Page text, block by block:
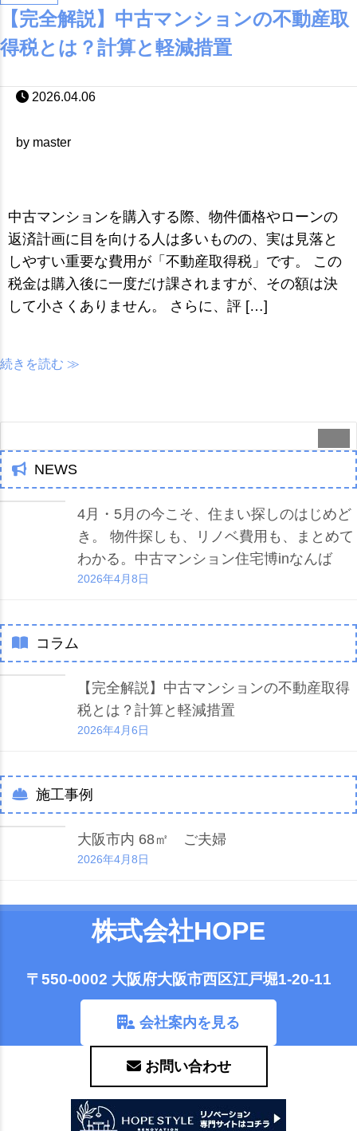
【完全解説】中古マンションの不動産取
得税とは？計算と軽減措置
2026.04.06
by master
中古マンションを購入する際、物件価格やローンの
返済計画に目を向ける人は多いものの、実は見落と
しやすい重要な費用が「不動産取得税」です。 この
税金は購入後に一度だけ課されますが、その額は決
して小さくありません。 さらに、評 […]
続きを読む ≫
NEWS
4月・5月の今こそ、住まい探しのはじめど
き。 物件探しも、リノベ費用も、まとめて
わかる。中古マンション住宅博inなんば
2026年4月8日
コラム
【完全解説】中古マンションの不動産取得
税とは？計算と軽減措置
2026年4月6日
施工事例
大阪市内 68㎡ ご夫婦
2026年4月8日
株式会社HOPE
〒550-0002 大阪府大阪市西区江戸堀1-20-11
会社案内を見る
お問い合わせ